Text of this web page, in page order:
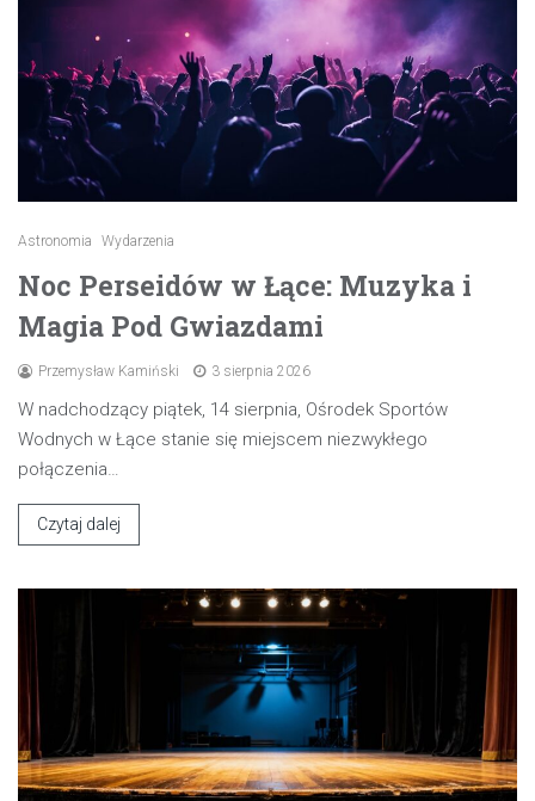
Astronomia Wydarzenia
Noc Perseidów w Łące: Muzyka i
Magia Pod Gwiazdami
Przemysław Kamiński 3 sierpnia 2026
W nadchodzący piątek, 14 sierpnia, Ośrodek Sportów
Wodnych w Łące stanie się miejscem niezwykłego
połączenia…
Czytaj dalej